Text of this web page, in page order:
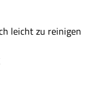
leicht zu reinigen